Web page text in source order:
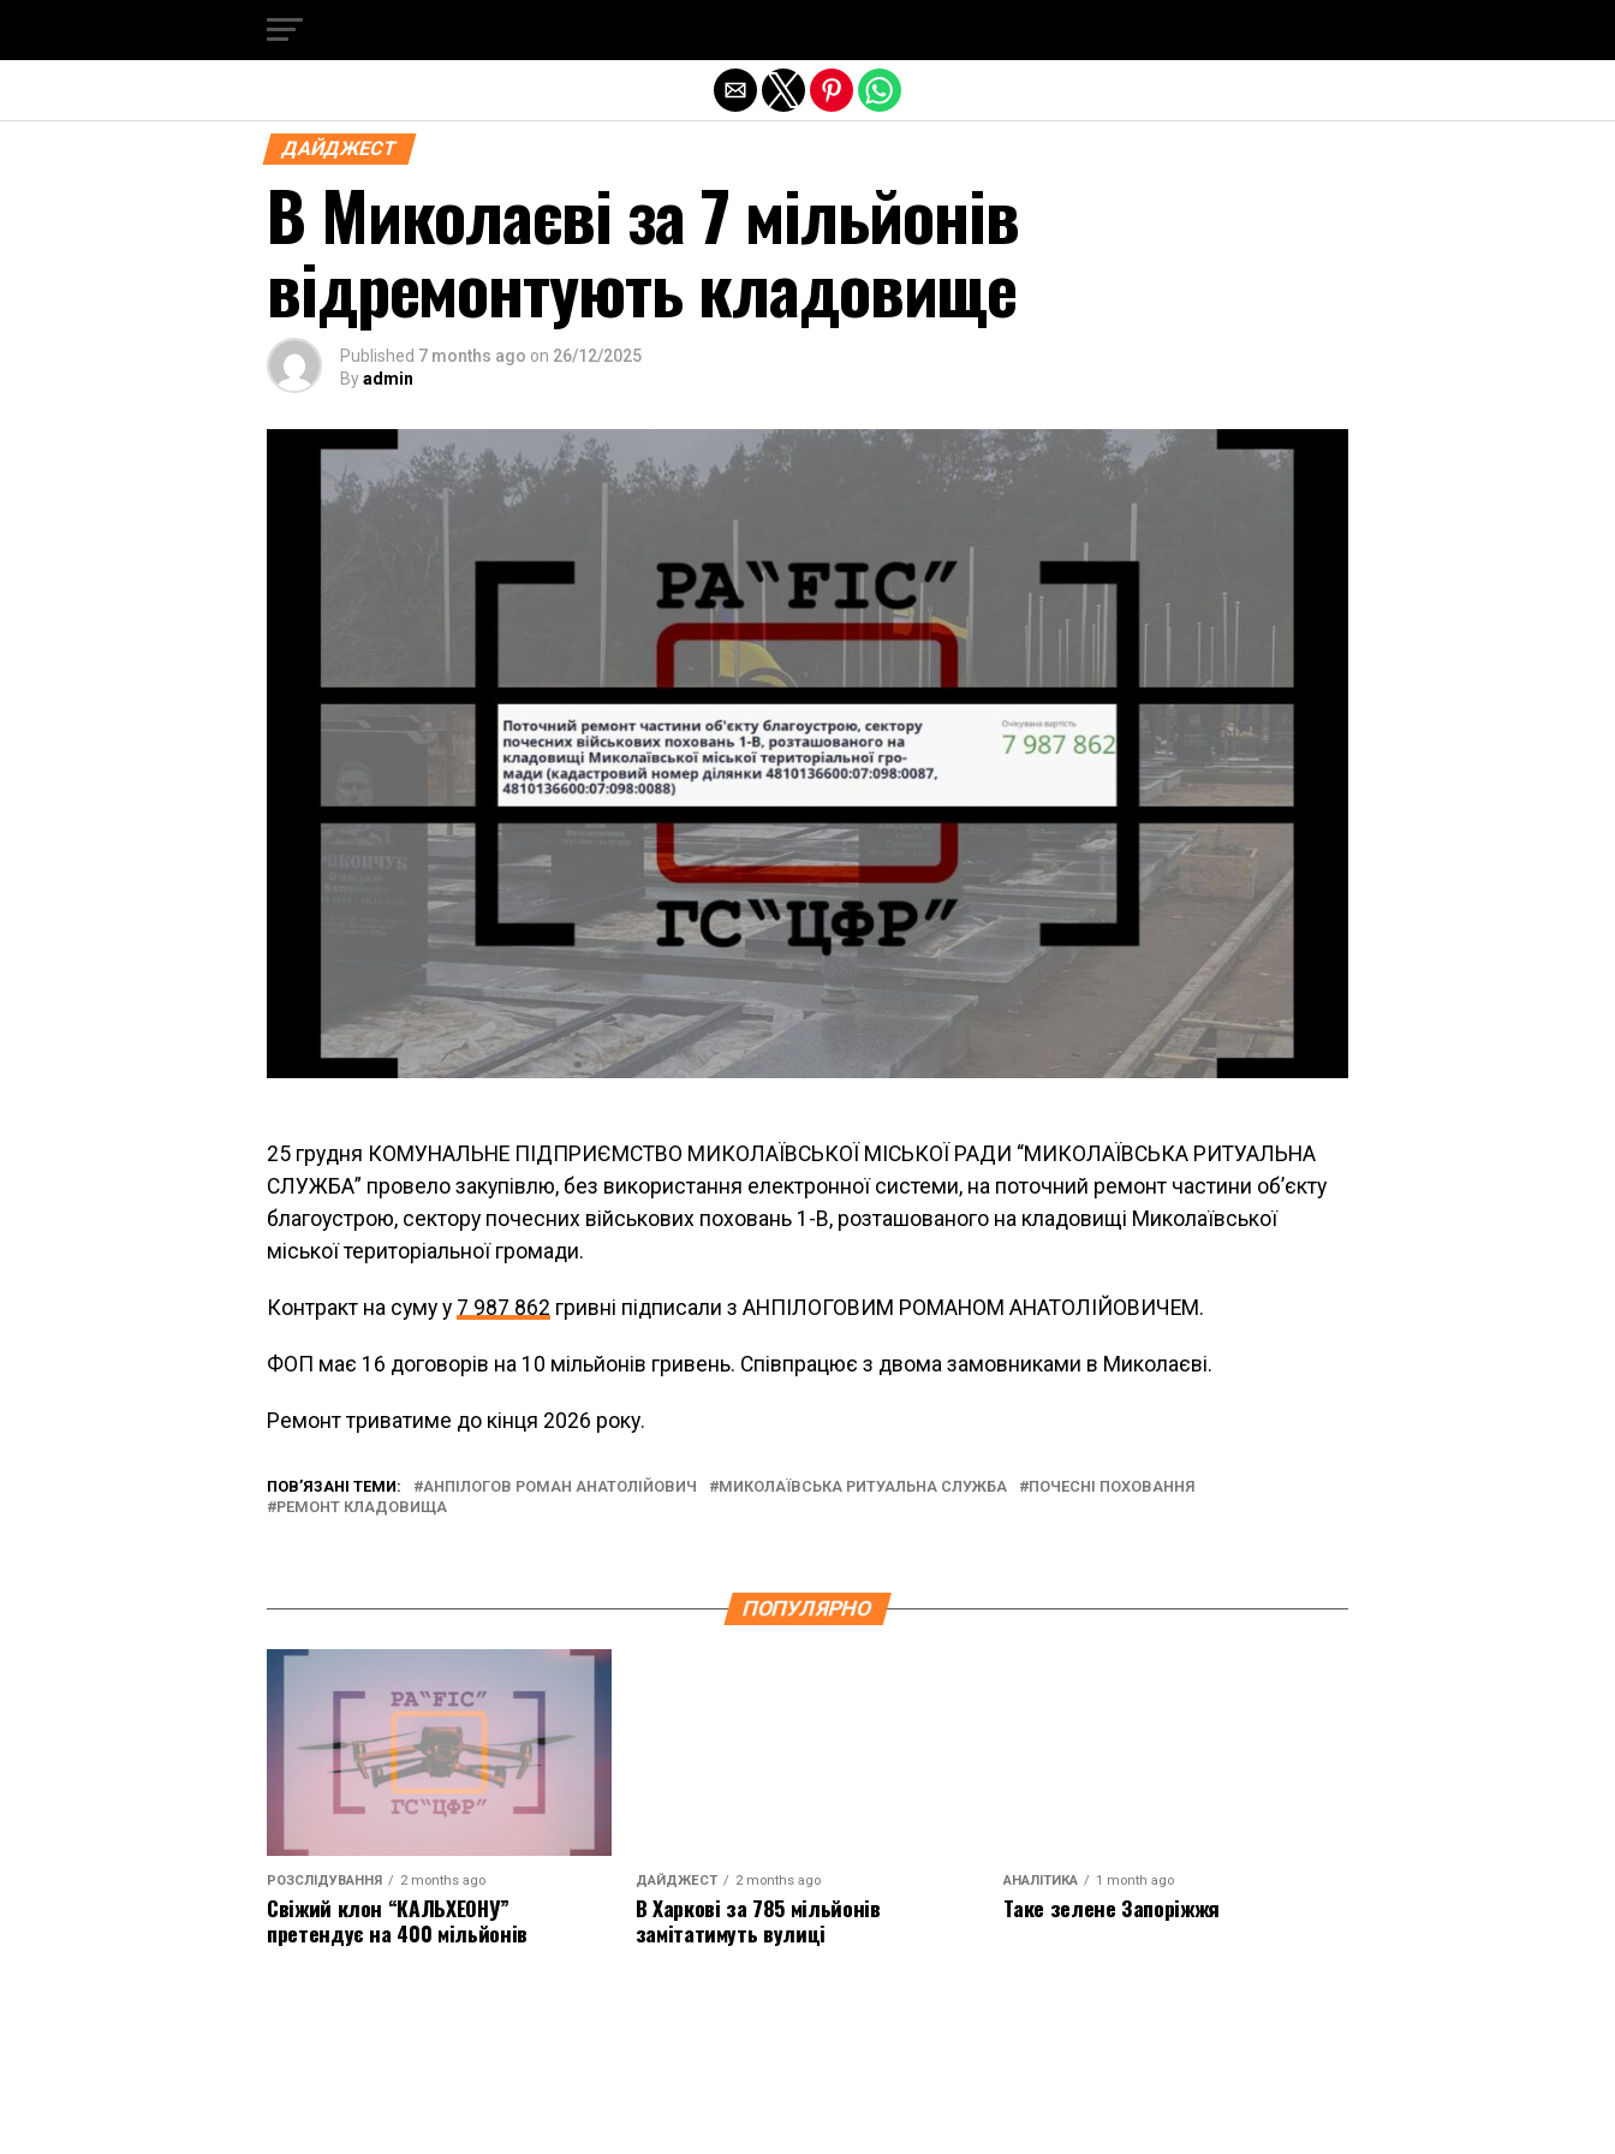
ДАЙДЖЕСТ
В Миколаєві за 7 мільйонів
відремонтують кладовище
Published 7 months ago on 26/12/2025
Byadmin
25 грудня КОМУНАЛЬНЕ ПІДПРИЄМСТВО МИКОЛАЇВСЬКОЇ МІСЬКОЇ РАДИ “МИКОЛАЇВСЬКА РИТУАЛЬНА
СЛУЖБА” провело закупівлю, без використання електронної системи, на поточний ремонт частини об’єкту
благоустрою, сектору почесних військових поховань 1-В, розташованого на кладовищі Миколаївської
міської територіальної громади.
Контракт на суму у 7 987 862 гривні підписали з АНПІЛОГОВИМ РОМАНОМ АНАТОЛІЙОВИЧЕМ.
ФОП має 16 договорів на 10 мільйонів гривень. Співпрацює з двома замовниками в Миколаєві.
Ремонт триватиме до кінця 2026 року.
ПОВ’ЯЗАНІ ТЕМИ: АНПІЛОГОВ РОМАН АНАТОЛІЙОВИЧ МИКОЛАЇВСЬКА РИТУАЛЬНА СЛУЖБА
ПОЧЕСНІ ПОХОВАННЯ
РЕМОНТ КЛАДОВИЩА
ПОПУЛЯРНО
РОЗСЛІДУВАННЯ 2 months ago
Свіжий клон “КАЛЬХЕОНУ”
претендує на 400 мільйонів
ДАЙДЖЕСТ 2 months ago
В Харкові за 785 мільйонів
замітатимуть вулиці
АНАЛІТИКА 1 month ago
Таке зелене Запоріжжя